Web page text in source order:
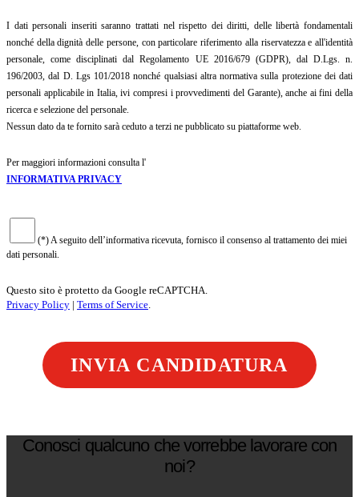
I dati personali inseriti saranno trattati nel rispetto dei diritti, delle libertà fondamentali
nonché della dignità delle persone, con particolare riferimento alla riservatezza e all'identità
personale, come disciplinati dal Regolamento UE 2016/679 (GDPR), dal D.Lgs. n.
196/2003, dal D. Lgs 101/2018 nonché qualsiasi altra normativa sulla protezione dei dati
personali applicabile in Italia, ivi compresi i provvedimenti del Garante), anche ai fini della
ricerca e selezione del personale.
Nessun dato da te fornito sarà ceduto a terzi ne pubblicato su piattaforme web.
Per maggiori informazioni consulta l'
INFORMATIVA PRIVACY
(*) A seguito dell’informativa ricevuta, fornisco il consenso al trattamento dei miei
dati personali.
Questo sito è protetto da Google reCAPTCHA.
Privacy Policy | Terms of Service
Conosci qualcuno che vorrebbe lavorare con
noi?